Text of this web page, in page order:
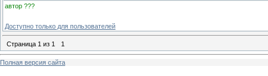
автор ???
Доступно только для пользователей
Страница 1 из 1 1
Полная версия сайта